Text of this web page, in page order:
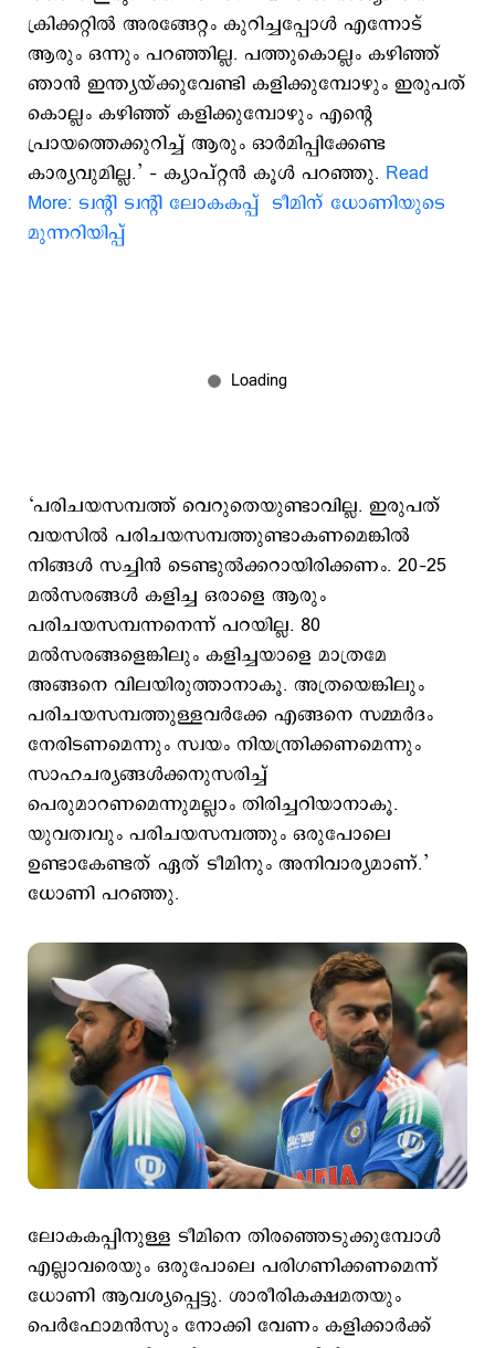
ക്രിക്കറ്റില്‍ അരങ്ങേറ്റം കുറിച്ചപ്പോള്‍ എന്നോട്
ആരും ഒന്നും പറഞ്ഞില്ല. പത്തുകൊല്ലം കഴിഞ്ഞ്
ഞാന്‍ ഇന്ത്യയ്ക്കുവേണ്ടി കളിക്കുമ്പോഴും ഇരുപത്
കൊല്ലം കഴിഞ്ഞ് കളിക്കുമ്പോഴും എന്‍റെ
പ്രായത്തെക്കുറിച്ച് ആരും ഓര്‍മിപ്പിക്കേണ്ട
കാര്യവുമില്ല.’ – ക്യാപ്റ്റന്‍ കൂള്‍ പറഞ്ഞു. Read
More: ട്വന്‍റി ട്വന്‍റി ലോകകപ്പ് ടീമിന് ധോണിയുടെ
മുന്നറിയിപ്പ്
‘പരിചയസമ്പത്ത് വെറുതെയുണ്ടാവില്ല. ഇരുപത്
വയസില്‍ പരിചയസമ്പത്തുണ്ടാകണമെങ്കില്‍
നിങ്ങള്‍ സച്ചിന്‍ ടെണ്ടുല്‍ക്കറായിരിക്കണം. 20–25
മല്‍സരങ്ങള്‍ കളിച്ച ഒരാളെ ആരും
പരിചയസമ്പന്നനെന്ന് പറയില്ല. 80
മല്‍സരങ്ങളെങ്കിലും കളിച്ചയാളെ മാത്രമേ
അങ്ങനെ വിലയിരുത്താനാകൂ. അത്രയെങ്കിലും
പരിചയസമ്പത്തുള്ളവര്‍ക്കേ എങ്ങനെ സമ്മര്‍ദം
നേരിടണമെന്നും സ്വയം നിയന്ത്രിക്കണമെന്നും
സാഹചര്യങ്ങള്‍ക്കനുസരിച്ച്
പെരുമാറണമെന്നുമല്ലാം തിരിച്ചറിയാനാകൂ.
യുവത്വവും പരിചയസമ്പത്തും ഒരുപോലെ
ഉണ്ടാകേണ്ടത് ഏത് ടീമിനും അനിവാര്യമാണ്.’
ധോണി പറഞ്ഞു.
ലോകകപ്പിനുള്ള ടീമിനെ തിരഞ്ഞെടുക്കുമ്പോള്‍
എല്ലാവരെയും ഒരുപോലെ പരിഗണിക്കണമെന്ന്
ധോണി ആവശ്യപ്പെട്ടു. ശാരീരികക്ഷമതയും
പെര്‍ഫോമന്‍സും നോക്കി വേണം കളിക്കാര്‍ക്ക്